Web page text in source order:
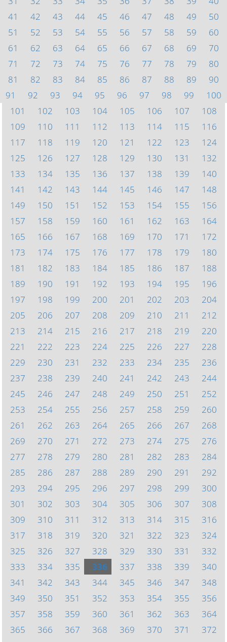
41
42 43 44 45 46 47 48 49
50
51
52 53 54 55 56 57 58 59
60
61
62 63 64 65 66 67 68 69
70
71
72 73 74 75 76 77 78 79
80
81
82 83 84 85 86 87 88 89
90
91
92 93 94 95 96 97 98 99
100
101
102 103 104 105 106 107
108
109
110 111 112 113 114 115
116
117
118 119 120 121 122 123
124
125
126 127 128 129 130 131
132
133
134 135 136 137 138 139
140
141
142 143 144 145 146 147
148
149
150 151 152 153 154 155
156
157
158 159 160 161 162 163
164
165
166 167 168 169 170 171
172
173
174 175 176 177 178 179
180
181
182 183 184 185 186 187
188
189
190 191 192 193 194 195
196
197
198 199 200 201 202 203
204
205
206 207 208 209 210 211
212
213
214 215 216 217 218 219
220
221
222 223 224 225 226 227
228
229
230 231 232 233 234 235
236
237
238 239 240 241 242 243
244
245
246 247 248 249 250 251
252
253
254 255 256 257 258 259
260
261
262 263 264 265 266 267
268
269
270 271 272 273 274 275
276
277
278 279 280 281 282 283
284
285
286 287 288 289 290 291
292
293
294 295 296 297 298 299
300
301
302 303 304 305 306 307
308
309
310 311 312 313 314 315
316
317
318 319 320 321 322 323
324
325
326 327 328 329 330 331
332
333
334 335 336 337 338 339
340
341
342 343 344 345 346 347
348
349
350 351 352 353 354 355
356
357
358 359 360 361 362 363
364
365
366 367 368 369 370 371
372